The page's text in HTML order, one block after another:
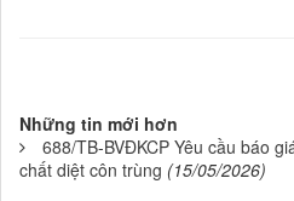
Những tin mới hơn
688/TB-BVĐKCP Yêu cầu báo
chất diệt côn trùng (15/05/2026)